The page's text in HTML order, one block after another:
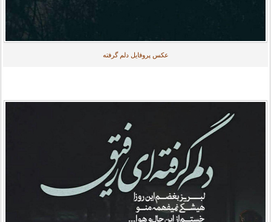
عکس پروفایل دلم گرفته